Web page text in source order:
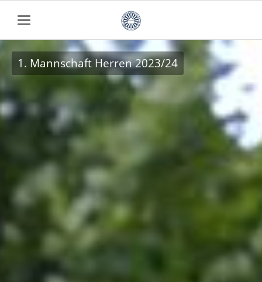
1. Mannschaft Herren 2023/24